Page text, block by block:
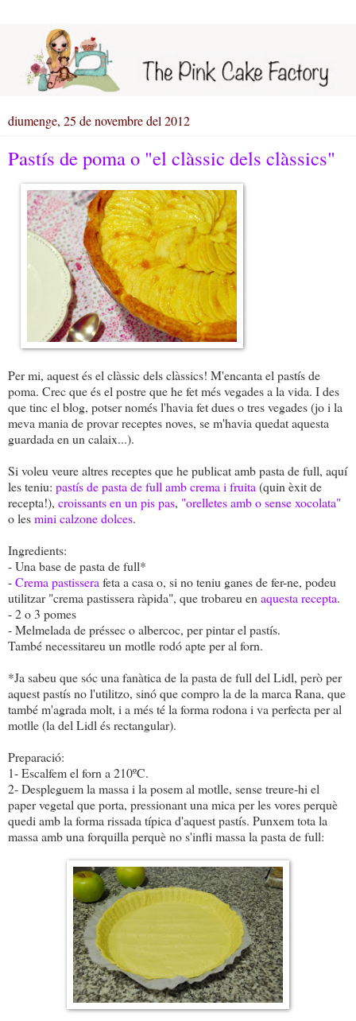
diumenge, 25 de novembre del 2012
Pastís de poma o "el clàssic dels clàssics"
Per mi, aquest és el clàssic dels clàssics! M'encanta el pastís de
poma. Crec que és el postre que he fet més vegades a la vida. I des
que tinc el blog, potser només l'havia fet dues o tres vegades (jo i la
meva mania de provar receptes noves, se m'havia quedat aquesta
guardada en un calaix...).
Si voleu veure altres receptes que he publicat amb pasta de full, aquí
les teniu: pastís de pasta de full amb crema i fruita (quin èxit de
recepta!), croissants en un pis pas, "orelletes amb o sense xocolata"
o lesmini calzone dolces.
Ingredients:
- Una base de pasta de full*
-Crema pastissera feta a casa o, si no teniu ganes de fer-ne, podeu
utilitzar "crema pastissera ràpida", que trobareu en aquesta recepta.
- 2 o 3 pomes
- Melmelada de préssec o albercoc, per pintar el pastís.
També necessitareu un motlle rodó apte per al forn.
*Ja sabeu que sóc una fanàtica de la pasta de full del Lidl, però per
aquest pastís no l'utilitzo, sinó que compro la de la marca Rana, que
també m'agrada molt, i a més té la forma rodona i va perfecta per al
motlle (la del Lidl és rectangular).
Preparació:
1- Escalfem el forn a 210ºC.
2- Despleguem la massa i la posem al motlle, sense treure-hi el
paper vegetal que porta, pressionant una mica per les vores perquè
quedi amb la forma rissada típica d'aquest pastís. Punxem tota la
massa amb una forquilla perquè no s'infli massa la pasta de full: